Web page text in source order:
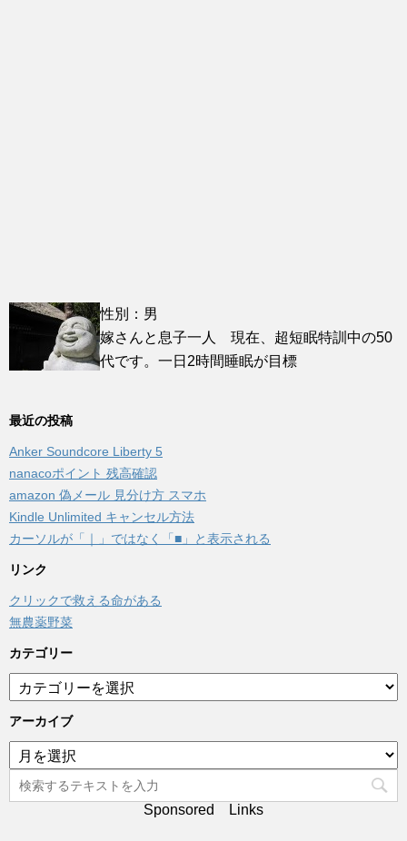
性別：男
嫁さんと息子一人 現在、超短眠特訓中の50
代です。一日2時間睡眠が目標
最近の投稿
Anker Soundcore Liberty 5
nanacoポイント 残高確認
amazon 偽メール 見分け方 スマホ
Kindle Unlimited キャンセル方法
カーソルが「｜」ではなく「■」と表示される
リンク
クリックで救える命がある
無農薬野菜
カテゴリー
テ
ゴ
リ
ー
アーカイブ
ア
ー
カ
イ
Sponsored Links